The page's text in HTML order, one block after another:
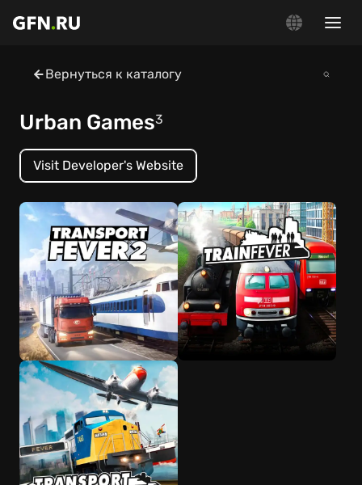
Вернуться к каталогу
Urban Games3
Visit Developer's Website